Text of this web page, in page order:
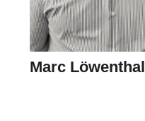
Marc Löwenthal